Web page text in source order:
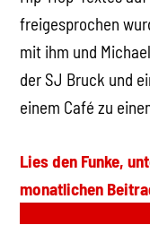
freigesprochen
mit ihm und
der SJ Bruck und
einem Café zu
Lies den Funke,
monatlichen